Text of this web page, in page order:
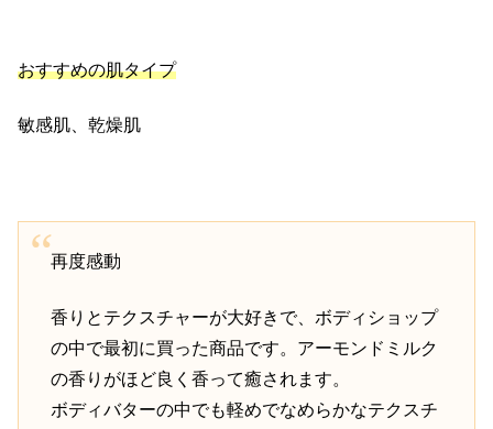
おすすめの肌タイプ
敏感肌、乾燥肌
再度感動
香りとテクスチャーが大好きで、ボディショップ
の中で最初に買った商品です。アーモンドミルク
の香りがほど良く香って癒されます。
ボディバターの中でも軽めでなめらかなテクスチ